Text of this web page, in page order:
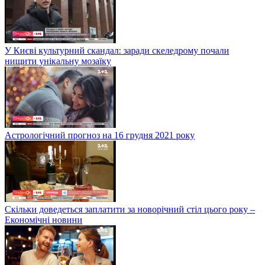
У Києві культурний скандал: заради скеледрому почали
нищити унікальну мозаїку
Астрологічний прогноз на 16 грудня 2021 року
Скільки доведеться заплатити за новорічний стіл цього року –
Економічні новини